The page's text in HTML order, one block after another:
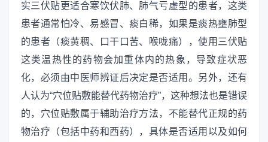
实三伏贴更适合寒饮伏肺、肺气亏虚型的患者，这类
患者通常怕冷、易感冒、痰白稀，如果是痰热壅肺型
的患者（痰黄稠、口干口苦、喉咙痛），使用三伏贴
这类温热性的药物会加重体内的热象，导致症状恶
化，必须由中医师辨证后决定是否适用。另外，还有
人认为“穴位贴敷能替代药物治疗”，这种想法也是错误
的，穴位贴敷属于辅助治疗方法，不能替代正规的药
物治疗（包括中药和西药），具体是否适用以及如何